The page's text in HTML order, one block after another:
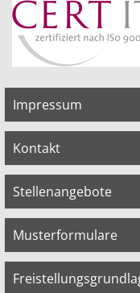
Impressum
Kontakt
Stellenangebote
Musterformulare